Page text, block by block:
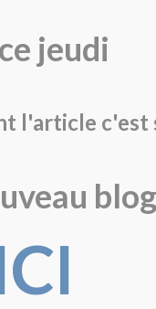
jeudi
l'article c'est
blog